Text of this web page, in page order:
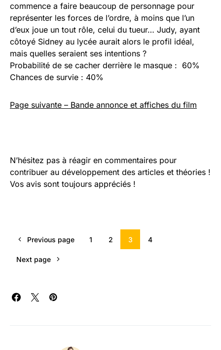
commence a faire beaucoup de personnage pour
représenter les forces de l’ordre, à moins que l’un
d’eux joue un tout rôle, celui du tueur… Judy, ayant
côtoyé Sidney au lycée aurait alors le profil idéal,
mais quelles seraient ses intentions ?
Probabilité de se cacher derrière le masque : 60%
Chances de survie : 40%
Page suivante – Bande annonce et affiches du film
N’hésitez pas à réagir en commentaires pour
contribuer au développement des articles et théories !
Vos avis sont toujours appréciés !
Previous page 1 2 3 4
Next page